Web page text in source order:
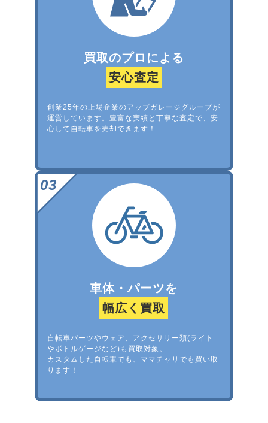
買取のプロによる
安心査定
創業25年の上場企業のアップガレージグループが
運営しています。豊富な実績と丁寧な査定で、安
心して自転車を売却できます！
車体・パーツを
幅広く買取
自転車パーツやウェア、アクセサリー類(ライト
やボトルゲージなど)も買取対象。
カスタムした自転車でも、ママチャリでも買い取
ります！